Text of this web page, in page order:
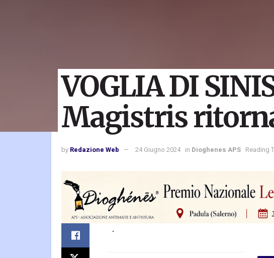
VOGLIA DI
Magistris
by Redazione Web 24 Giugno 2024 in Dioghenes APS Reading